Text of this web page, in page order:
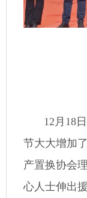
12月18
节大大增加
产置换协会
心人士伸出